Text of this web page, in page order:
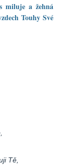
miluje a žehná
Touhy Své
Tě,